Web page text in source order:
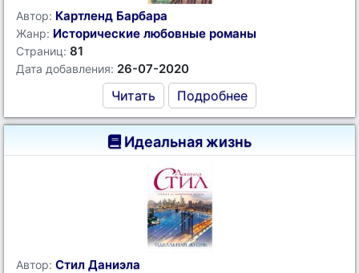
Автор: Картленд Барбара
Жанр: Исторические любовные романы
Страниц: 81
Дата добавления: 26-07-2020
Читать Подробнее
Идеальная жизнь
Автор: Стил Даниэла